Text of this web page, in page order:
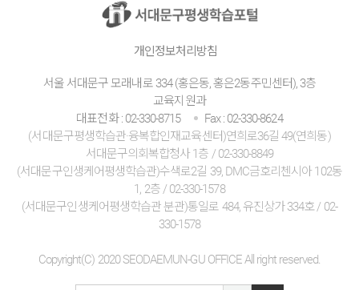
개인정보처리방침
서울 서대문구 모래내로 334 (홍은동, 홍은2동주민센터), 3층
교육지원과
대표전화 : 02-330-8715
Fax : 02-330-8624
(서대문구평생학습관·융복합인재교육센터)연희로36길 49(연희동)
서대문구의회복합청사 1층 / 02-330-8849
(서대문구인생케어평생학습관)수색로2길 39, DMC금호리첸시아 102동
1, 2층 / 02-330-1578
(서대문구인생케어평생학습관 분관)통일로 484, 유진상가 334호 / 02-
330-1578
Copyright(C) 2020 SEODAEMUN-GU OFFICE All right reserved.